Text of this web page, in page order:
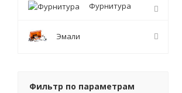
Фурнитура
Эмали
Фильтр по параметрам